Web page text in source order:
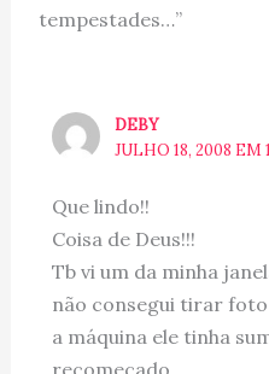
tempestades…”
DEBY
JULHO 18, 2008 EM
Que lindo!!
Coisa de Deus!!!
Tb vi um da minha
não consegui tirar
a máquina ele tinha